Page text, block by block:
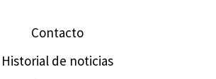
Contacto
Historial de noticias